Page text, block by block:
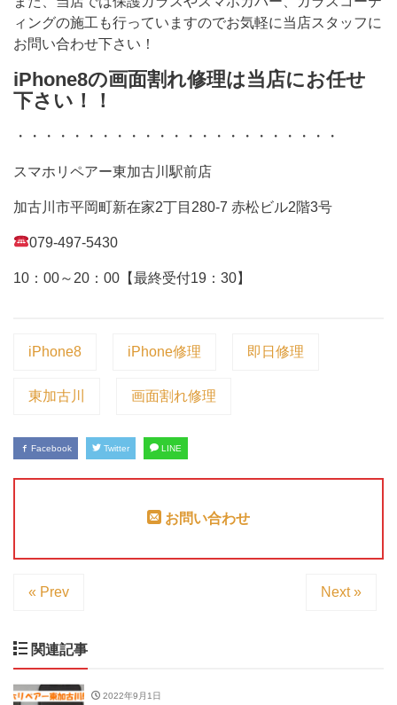
ィングの施工も行っていますのでお気軽に当店スタッフに
お問い合わせ下さい！
iPhone8の画面割れ修理は当店にお任せ
下さい！！
・・・・・・・・・・・・・・・・・・・・・・・
スマホリペアー東加古川駅前店
加古川市平岡町新在家2丁目280-7 赤松ビル2階3号
079-497-5430
10：00～20：00【最終受付19：30】
iPhone8 iPhone修理 即日修理
東加古川 画面割れ修理
Facebook Twitter LINE
お問い合わせ
« Prev Next »
関連記事
2022年9月1日